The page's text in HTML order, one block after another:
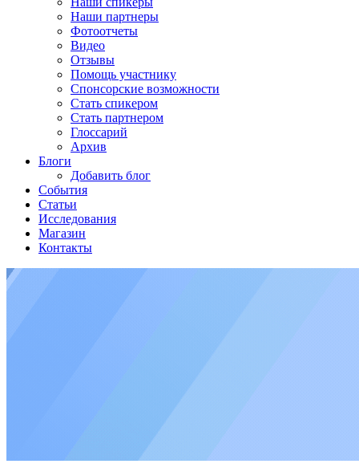
Наши партнеры
Фотоотчеты
Видео
Отзывы
Помощь участнику
Спонсорские возможности
Стать спикером
Стать партнером
Глоссарий
Архив
Блоги
Добавить блог
События
Статьи
Исследования
Магазин
Контакты